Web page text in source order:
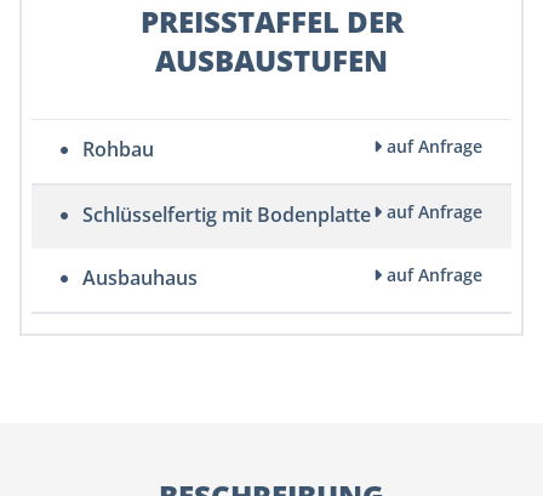
PREISSTAFFEL DER
AUSBAUSTUFEN
Rohbau auf Anfrage
Schlüsselfertig mit Bodenplatte auf Anfrage
Ausbauhaus auf Anfrage